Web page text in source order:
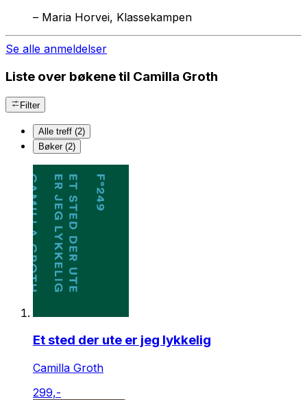
– Maria Horvei, Klassekampen
Se alle anmeldelser
Liste over bøkene til Camilla Groth
Filter
Alle treff (2)
Bøker (2)
Et sted der ute er jeg lykkelig
Camilla Groth
299,-